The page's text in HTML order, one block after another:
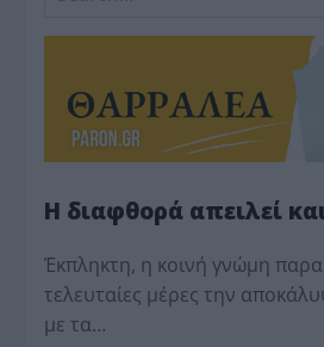
Η διαφθορά απειλεί
Έκπληκτη, η κοινή γνώμη
τελευταίες μέρες την
με τα…